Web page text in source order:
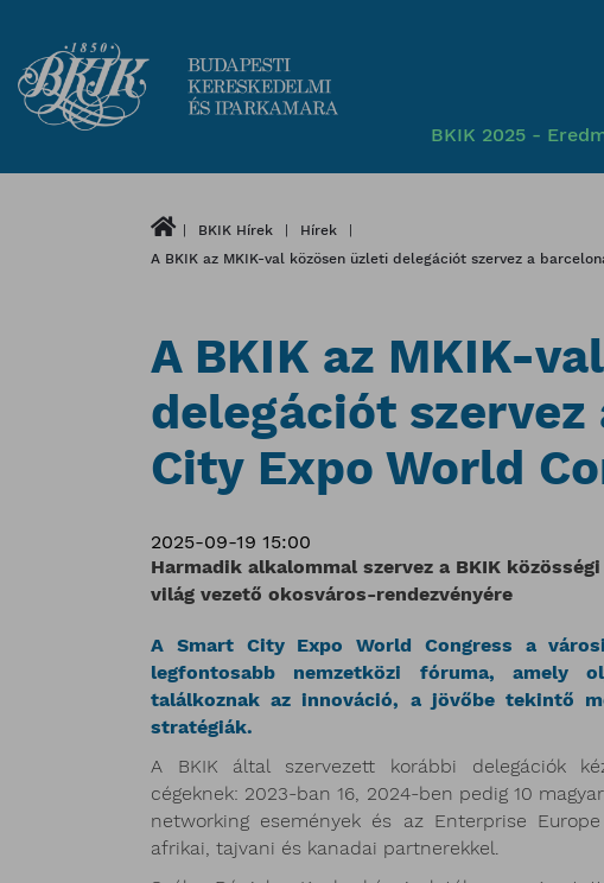
BKIK 2025 -
BKIK Hírek
Hírek
A BKIK az MKIK-val közösen üzleti delegációt szervez a
A BKIK az MKIK-
delegációt
City Expo World
2025-09-19 15:00
Harmadik alkalommal szervez a BKIK
világ vezető okosváros-rendezvényére
A Smart City Expo World Congress a
legfontosabb nemzetközi fóruma, amely
találkoznak az innováció, a jövőbe tekintő
stratégiák.
A BKIK által szervezett korábbi delegációk
cégeknek: 2023-ban 16, 2024-ben pedig 10
networking események és az Enterprise
afrikai, tajvani és kanadai partnerekkel.